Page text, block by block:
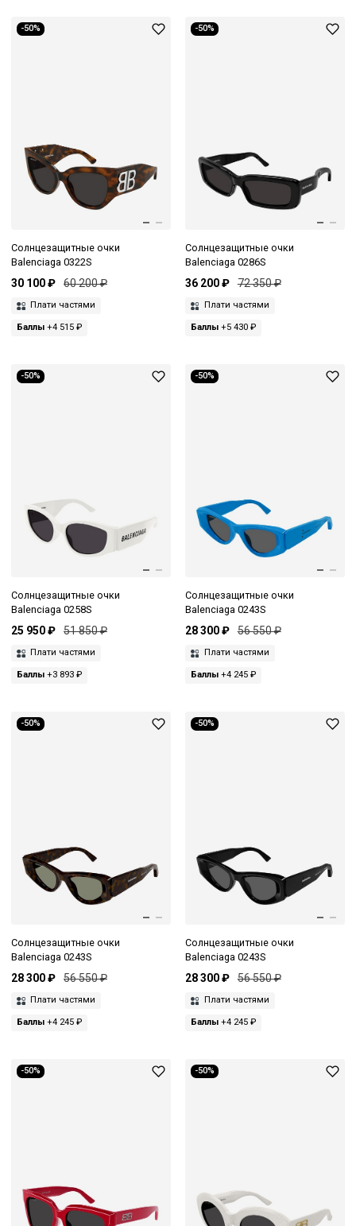
-50%
Солнцезащитные очки
Balenciaga 0322S
30 100 ₽ 60 200 ₽
Плати частями
Баллы +4 515 ₽
-50%
Солнцезащитные очки
Balenciaga 0286S
36 200 ₽ 72 350 ₽
Плати частями
Баллы+5 430 ₽
-50%
Солнцезащитные очки
Balenciaga 0258S
25 950 ₽ 51 850 ₽
Плати частями
Баллы +3 893 ₽
-50%
Солнцезащитные очки
Balenciaga 0243S
28 300 ₽ 56 550 ₽
Плати частями
Баллы+4 245 ₽
-50%
Солнцезащитные очки
Balenciaga 0243S
28 300 ₽ 56 550 ₽
Плати частями
Баллы +4 245 ₽
-50%
Солнцезащитные очки
Balenciaga 0243S
28 300 ₽ 56 550 ₽
Плати частями
Баллы+4 245 ₽
-50% -50%